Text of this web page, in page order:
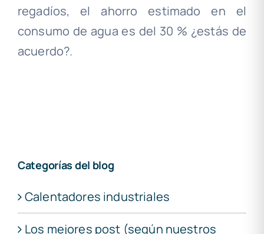
regadíos, el ahorro estimado en el
consumo de agua es del 30 % ¿estás de
acuerdo?.
Categorías del blog
Calentadores industriales
Los mejores post (según nuestros